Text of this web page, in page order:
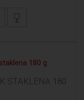
STAKLENA 180